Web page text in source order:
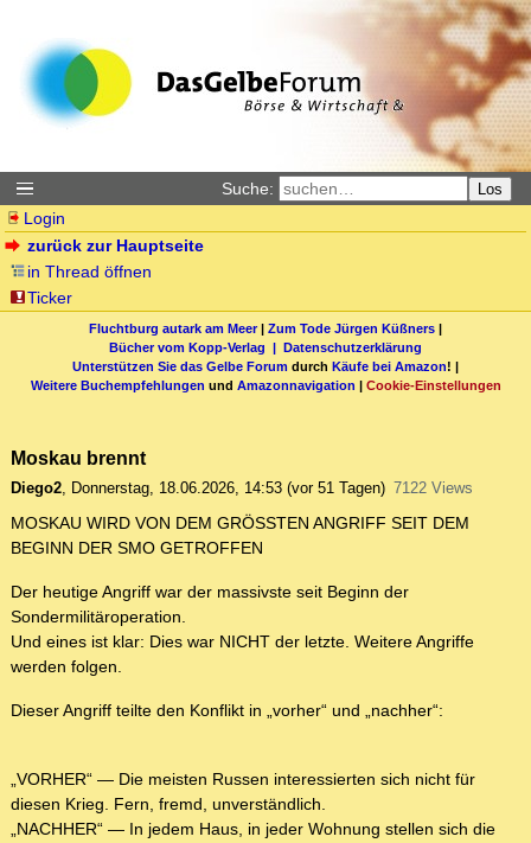
Suche: Los
Login
zurück zur Hauptseite
in Thread öffnen
Ticker
Fluchtburg autark am Meer| Zum Tode Jürgen Küßners |
Bücher vom Kopp-Verlag | Datenschutzerklärung
Unterstützen Sie das Gelbe Forum durch Käufe bei Amazon! |
Weitere Buchempfehlungen und Amazonnavigation | Cookie-Einstellungen
Moskau brennt
Diego2, Donnerstag, 18.06.2026, 14:53 (vor 51 Tagen) 7122 Views
MOSKAU WIRD VON DEM GRÖSSTEN ANGRIFF SEIT DEM
BEGINN DER SMO GETROFFEN
Der heutige Angriff war der massivste seit Beginn der
Sondermilitäroperation.
Und eines ist klar: Dies war NICHT der letzte. Weitere Angriffe
werden folgen.
Dieser Angriff teilte den Konflikt in „vorher“ und „nachher“:
„VORHER“ — Die meisten Russen interessierten sich nicht für
diesen Krieg. Fern, fremd, unverständlich.
„NACHHER“ — In jedem Haus, in jeder Wohnung stellen sich die